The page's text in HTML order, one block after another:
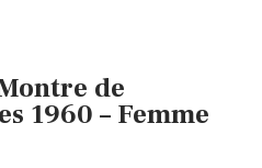
de
1960 – Femme